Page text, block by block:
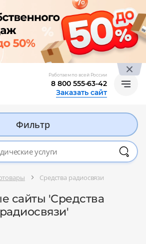
Работаем по всей России
8 800 555-63-42
Заказать сайт
Фильтр
Средства радиосвязи
сайты 'Средства
радиосвязи'